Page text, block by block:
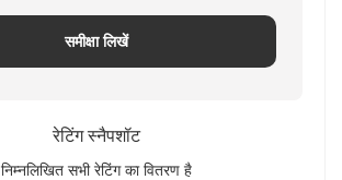
समीक्षा लिखें
रेटिंग स्नैपशॉट
निम्नलिखित सभी रेटिंग का वितरण है